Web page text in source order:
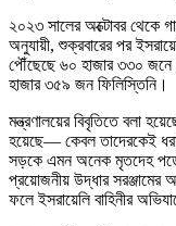
২০২৩ সালের অক্টোবর থেকে
অনুযায়ী, শুক্রবারের পর
পৌঁছেছে ৬০ হাজার ৩৩০
হাজার ৩৫৯ জন ফিলিস্তিনি।
মন্ত্রণালয়ের বিবৃতিতে বলা
হয়েছে— কেবল তাদেরকেই
সড়কে এমন অনেক মৃতদেহ
প্রয়োজনীয় উদ্ধার সরঞ্জামের
ফলে ইসরায়েলি বাহিনীর